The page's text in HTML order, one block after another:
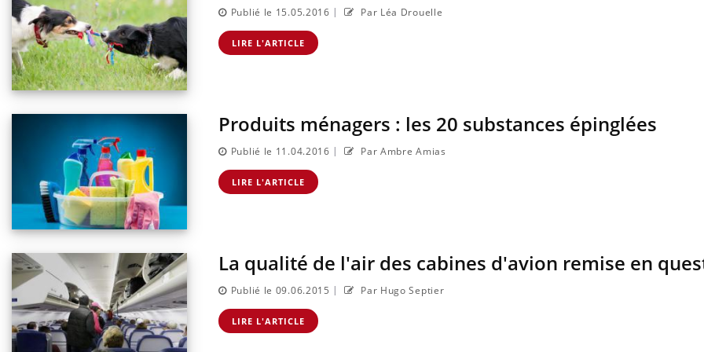
Publié le 15.05.2016 | Par Léa Drouelle
LIRE L'ARTICLE
Produits ménagers : les 20 substances épinglées
Publié le 11.04.2016 | Par Ambre Amias
LIRE L'ARTICLE
La qualité de l'air des cabines d'avion remise en
Publié le 09.06.2015 | Par Hugo Septier
LIRE L'ARTICLE